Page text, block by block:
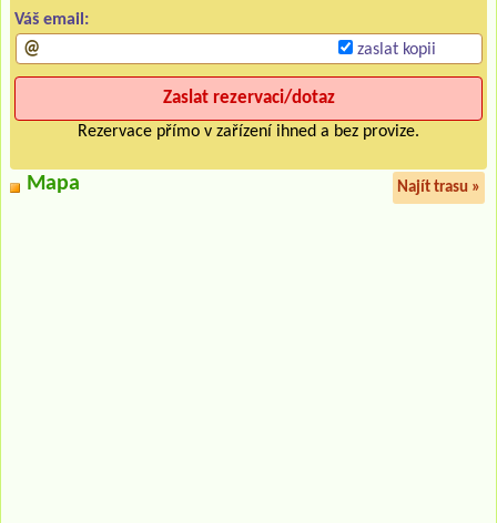
Váš email:
zaslat kopii
Rezervace přímo v zařízení ihned a bez provize.
Mapa Najít trasu »